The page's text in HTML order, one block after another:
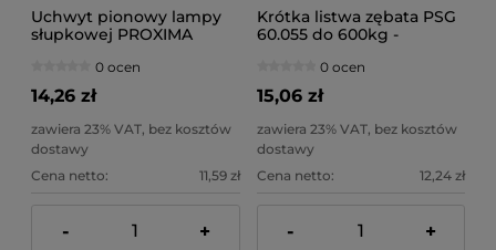
Uchwyt pionowy lampy
słupkowej PROXIMA
0 ocen
14,26 zł
zawiera 23% VAT, bez kosztów
dostawy
Cena netto:
11,59 zł
- +
Krótka listwa zębata PSG
60.055 do 600kg -
(kompatybilna z 60.056)
0 ocen
15,06 zł
zawiera 23% VAT, bez kosztów
dostawy
Cena netto:
12,24 zł
- +